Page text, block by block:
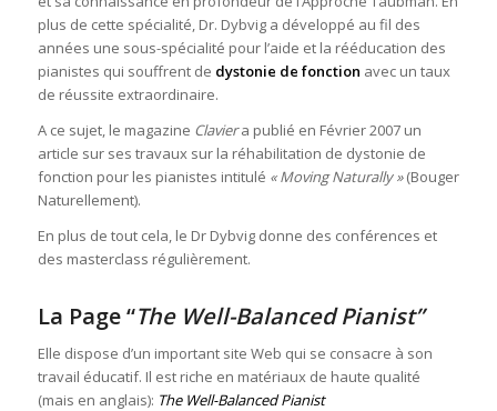
plus de cette spécialité, Dr. Dybvig a développé au fil des
années une sous-spécialité pour l’aide et la rééducation des
pianistes qui souffrent de dystonie de fonction avec un taux
de réussite extraordinaire.
A ce sujet, le magazine Claviera publié en Février 2007 un
article sur ses travaux sur la réhabilitation de dystonie de
fonction pour les pianistes intitulé « Moving Naturally »(Bouger
Naturellement).
En plus de tout cela, le Dr Dybvig donne des conférences et
des masterclass régulièrement.
La Page“The Well-Balanced Pianist”
Elle dispose d’un important site Web qui se consacre à son
travail éducatif. Il est riche en matériaux de haute qualité
(mais en anglais): The Well-Balanced Pianist